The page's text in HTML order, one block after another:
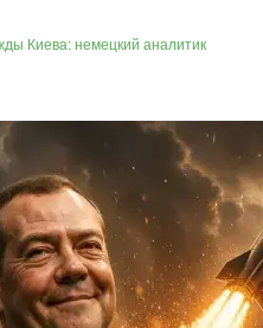
Киева: немецкий аналитик